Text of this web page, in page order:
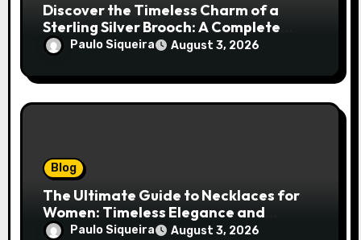
Discover the Timeless Charm of a
Sterling Silver Brooch: A Complete
Style Companion
Paulo Siqueira August 3, 2026
Blog
The Ultimate Guide to Necklaces for
Women: Timeless Elegance and
Modern Trends
Paulo Siqueira August 3, 2026